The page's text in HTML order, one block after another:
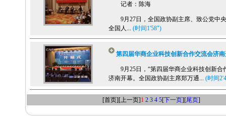
记者：陈海
9月27日，全国政协副主席、致公党中
全国人... (时间1'58")
第四届华商企业科技创新合作交流会济
9月25日，“第四届华商企业科技创新合
济南开幕。全国政协副主席郑万通... (时间
[首页][上一页]1 2 3 4 5[下一页][尾页]